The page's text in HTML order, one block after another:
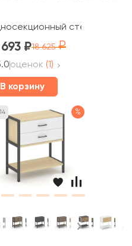
810х400х879
стеллаж
693 18 625
оценок (1)
В корзину
%